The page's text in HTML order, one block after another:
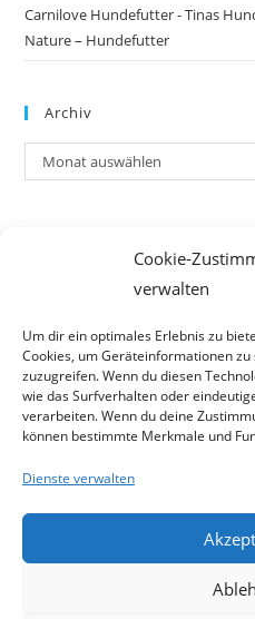
Cookie-
verwalten
Um dir ein optimales Erlebnis zu
Cookies, um Geräteinformationen
zuzugreifen. Wenn du diesen
wie das Surfverhalten oder
verarbeiten. Wenn du deine
können bestimmte Merkmale und
Dienste verwalten
Carnilove Hundefutter - Tinas
Nature – Hundefutter
Archiv
Archiv
Monat auswählen
Kommentar-Feed
WordPress.org